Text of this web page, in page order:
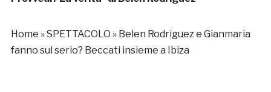
Home »SPETTACOLO » Belen Rodriguez e Gianmaria
fanno sul serio? Beccati insieme a Ibiza